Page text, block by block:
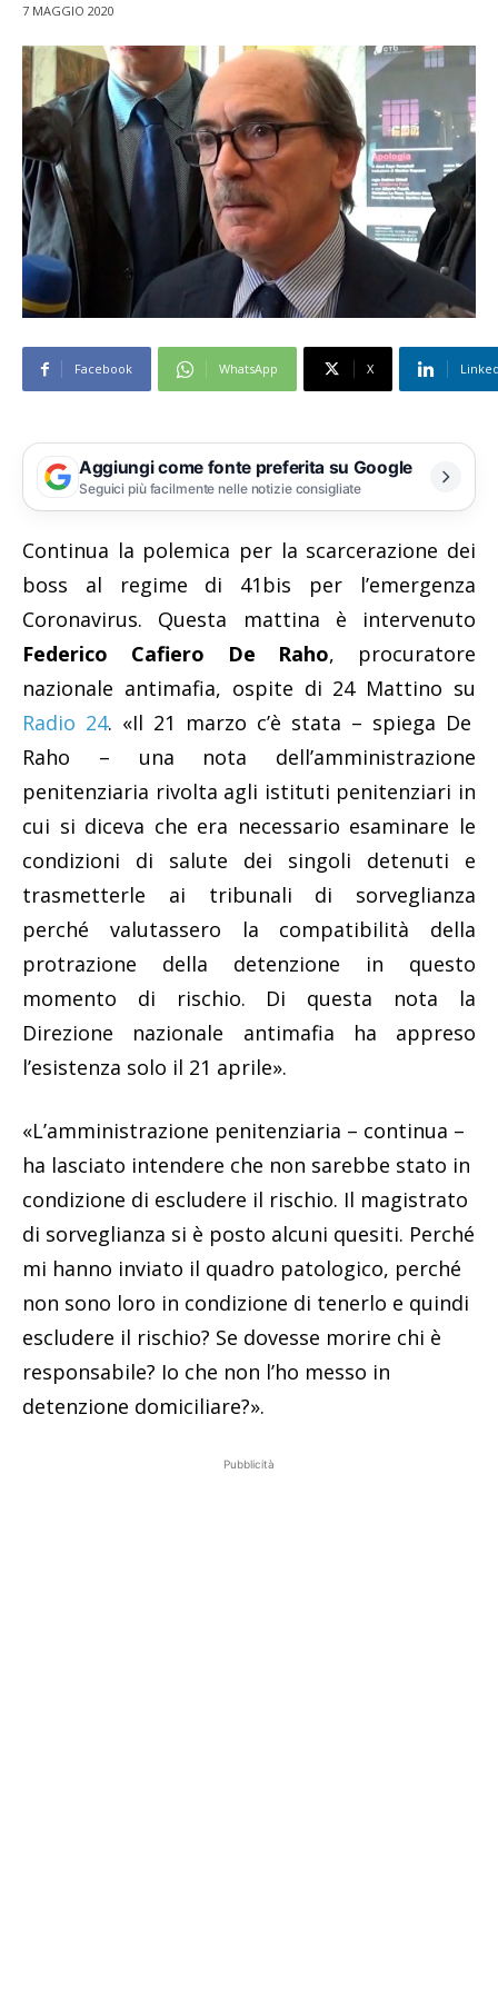
7 MAGGIO 2020
Facebook WhatsApp X
Aggiungi come fonte preferita su Google
Seguici più facilmente nelle notizie consigliate
Continua la polemica per la scarcerazione dei
boss al regime di 41bis per l’emergenza
Coronavirus. Questa mattina è intervenuto
Federico Cafiero De Raho, procuratore
nazionale antimafia, ospite di 24 Mattino su
Radio 24. «Il 21 marzo c’è stata – spiega De
Raho – una nota dell’amministrazione
penitenziaria rivolta agli istituti penitenziari in
cui si diceva che era necessario esaminare le
condizioni di salute dei singoli detenuti e
trasmetterle ai tribunali di sorveglianza
perché valutassero la compatibilità della
protrazione della detenzione in questo
momento di rischio. Di questa nota la
Direzione nazionale antimafia ha appreso
l’esistenza solo il 21 aprile».
«L’amministrazione penitenziaria – continua –
ha lasciato intendere che non sarebbe stato in
condizione di escludere il rischio. Il magistrato
di sorveglianza si è posto alcuni quesiti. Perché
mi hanno inviato il quadro patologico, perché
non sono loro in condizione di tenerlo e quindi
escludere il rischio? Se dovesse morire chi è
responsabile? Io che non l’ho messo in
detenzione domiciliare?».
Pubblicità